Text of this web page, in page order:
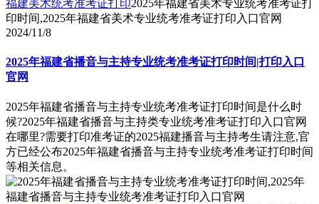
福建美术统考准考证打印2025年福建省美术专业统考准考证打
印时间,2025年福建省美术专业统考准考证打印入口官网
2024/11/8
2025年福建省播音与主持专业统考准考证打印时间|打印入口
官网
2025年福建省播音与主持专业统考准考证打印时间是什么时
候?2025年福建省播音与主持类专业统考准考证打印入口官网
在哪里?需要打印准考证的2025福建播音与主持考生请注意,官
方已经公布2025年福建省播音与主持专业统考准考证打印时间
等相关信息。